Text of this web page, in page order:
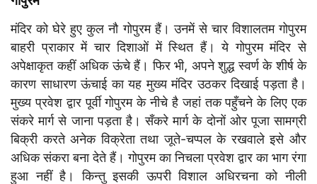
मंदिर को घेरे हुए कुल नौ गोपुरम हैं। उनमें से चार विशालतम गोपुरम
बाहरी प्राकार में चार दिशाओं में स्थित हैं। ये गोपुरम मंदिर से
अपेक्षाकृत कहीं अधिक ऊंचे हैं। फिर भी, अपने शुद्ध स्वर्ण के शीर्ष के
कारण साधारण ऊंचाई का यह मुख्य मंदिर उठकर दिखाई पड़ता है।
मुख्य प्रवेश द्वार पूर्वी गोपुरम के नीचे है जहां तक पहुँचने के लिए एक
संकरे मार्ग से जाना पड़ता है। सँकरे मार्ग के दोनों ओर पूजा सामग्री
बिक्री करते अनेक विक्रेता तथा जूते-चप्पल के रखवाले इसे और
अधिक संकरा बना देते हैं। गोपुरम का निचला प्रवेश द्वार का भाग रंगा
हुआ नहीं है। किन्तु इसकी ऊपरी विशाल अधिरचना को नीली